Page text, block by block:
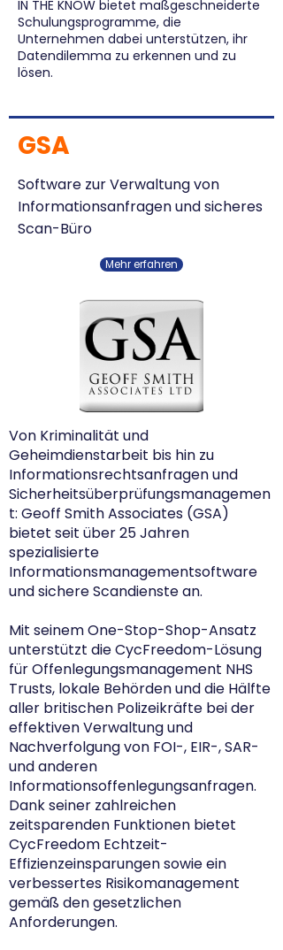
IN THE KNOW bietet maßgeschneiderte
Schulungsprogramme, die
Unternehmen dabei unterstützen, ihr
Datendilemma zu erkennen und zu
lösen.
GSA
Software zur Verwaltung von
Informationsanfragen und sicheres
Scan-Büro
Mehr erfahren
Von Kriminalität und
Geheimdienstarbeit bis hin zu
Informationsrechtsanfragen und
Sicherheitsüberprüfungsmanagemen
t: Geoff Smith Associates (GSA)
bietet seit über 25 Jahren
spezialisierte
Informationsmanagementsoftware
und sichere Scandienste an.
Mit seinem One-Stop-Shop-Ansatz
unterstützt die CycFreedom-Lösung
für Offenlegungsmanagement NHS
Trusts, lokale Behörden und die Hälfte
aller britischen Polizeikräfte bei der
effektiven Verwaltung und
Nachverfolgung von FOI-, EIR-, SAR-
und anderen
Informationsoffenlegungsanfragen.
Dank seiner zahlreichen
zeitsparenden Funktionen bietet
CycFreedom Echtzeit-
Effizienzeinsparungen sowie ein
verbessertes Risikomanagement
gemäß den gesetzlichen
Anforderungen.